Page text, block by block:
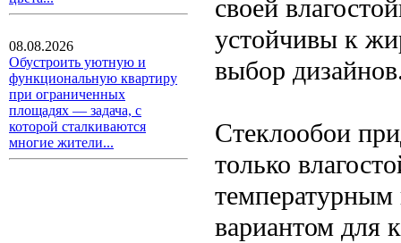
08.08.2026
Обустроить уютную и
функциональную квартиру
при ограниченных
площадях — задача, с
которой сталкиваются
многие жители...
своей
устойчивы к
выбор
Стеклообои
только
вариантом для